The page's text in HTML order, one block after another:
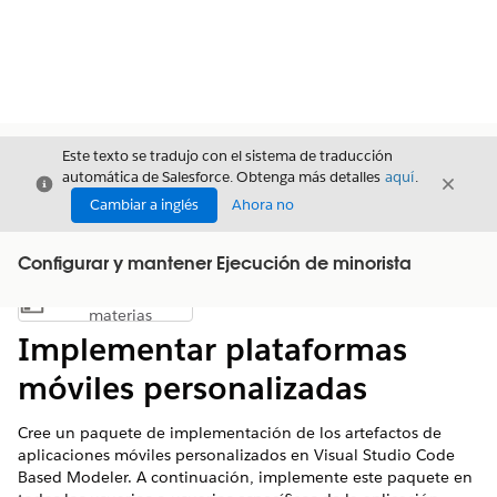
Cerrar
Este texto se tradujo con el sistema de traducción
automática de Salesforce. Obtenga más detalles aquí.
Cambiar a inglés
Ahora no
Cerrar
Configurar y mantener Ejecución de minorista
Mostrar índice de materias
materias
Implementar plataformas
móviles personalizadas
Cree un paquete de implementación de los artefactos de
aplicaciones móviles personalizados en Visual Studio Code
Based Modeler. A continuación, implemente este paquete en